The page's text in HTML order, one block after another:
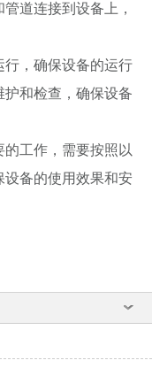
道连接到设备上，
行，确保设备的运行
护和检查，确保设备
工作，需要按照以
设备的使用效果和安